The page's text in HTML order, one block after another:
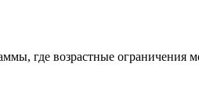
где возрастные ограничения